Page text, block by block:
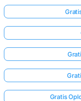
Gratis